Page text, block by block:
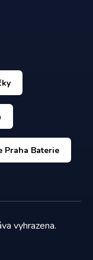
Praha Baterie
vyhrazena.